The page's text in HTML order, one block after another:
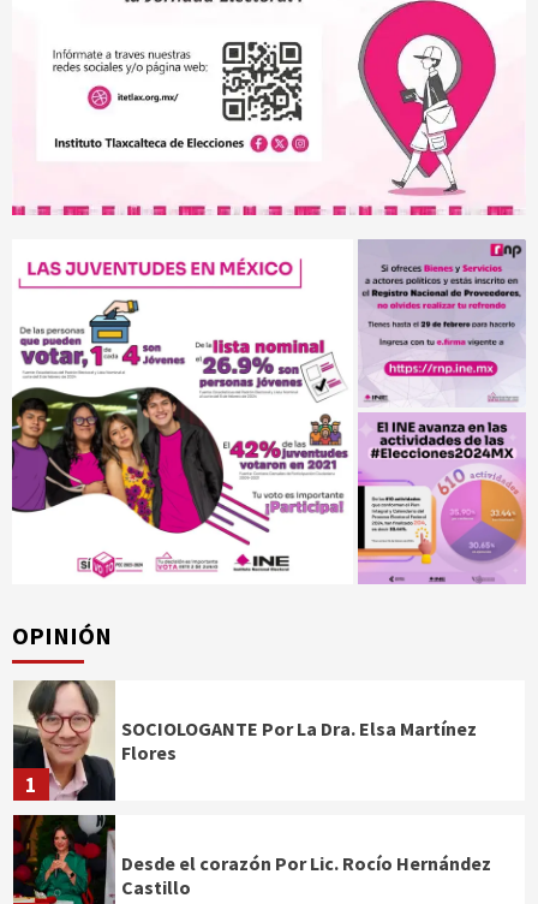
OPINIÓN
1
SOCIOLOGANTE Por La Dra. Elsa Martínez
Flores
Desde el corazón Por Lic. Rocío Hernández
Castillo